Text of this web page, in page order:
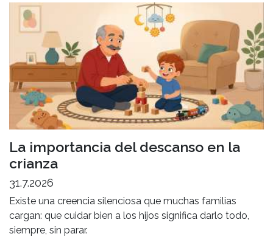
La importancia del descanso en la
crianza
31.7.2026
Existe una creencia silenciosa que muchas familias
cargan: que cuidar bien a los hijos significa darlo todo,
siempre, sin parar.